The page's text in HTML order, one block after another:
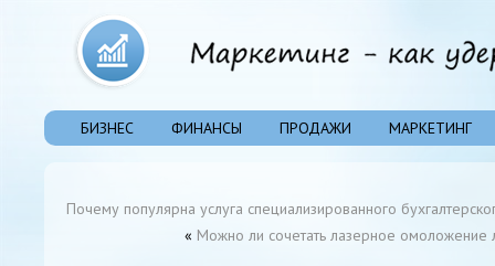
БИЗНЕС ФИНАНСЫ ПРОДАЖИ МАРКЕТИНГ
Почему популярна услуга специализированного
« Можно ли сочетать лазерное омоложение